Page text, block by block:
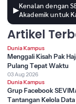
▶Kenalan dengan
Akademik untuk
Artikel
Dunia Kampus
Menggali Kisah Pak
Pulang Tepat Waktu
03 Aug 2026
Dunia Kampus
Grup Facebook
Tantangan Kelola